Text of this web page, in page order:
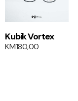
Kubik Vortex
KM180,00